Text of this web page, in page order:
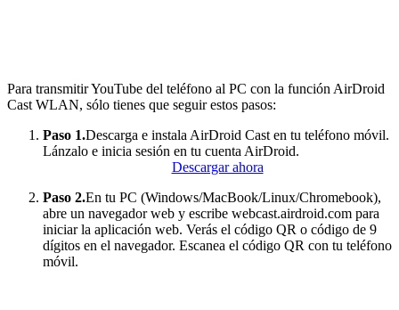
Para transmitir YouTube del teléfono al PC con la función AirDroid
Cast WLAN, sólo tienes que seguir estos pasos:
Paso 1.Descarga e instala AirDroid Cast en tu teléfono móvil.
Lánzalo e inicia sesión en tu cuenta AirDroid.
Descargar ahora
Paso 2.En tu PC (Windows/MacBook/Linux/Chromebook),
abre un navegador web y escribe webcast.airdroid.com para
iniciar la aplicación web. Verás el código QR o código de 9
dígitos en el navegador. Escanea el código QR con tu teléfono
móvil.